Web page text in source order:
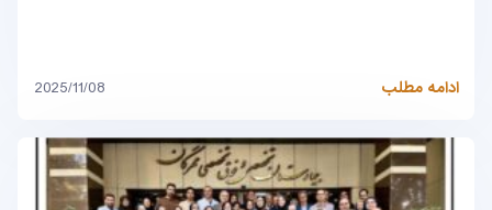
ادامه مطلب 2025/11/08